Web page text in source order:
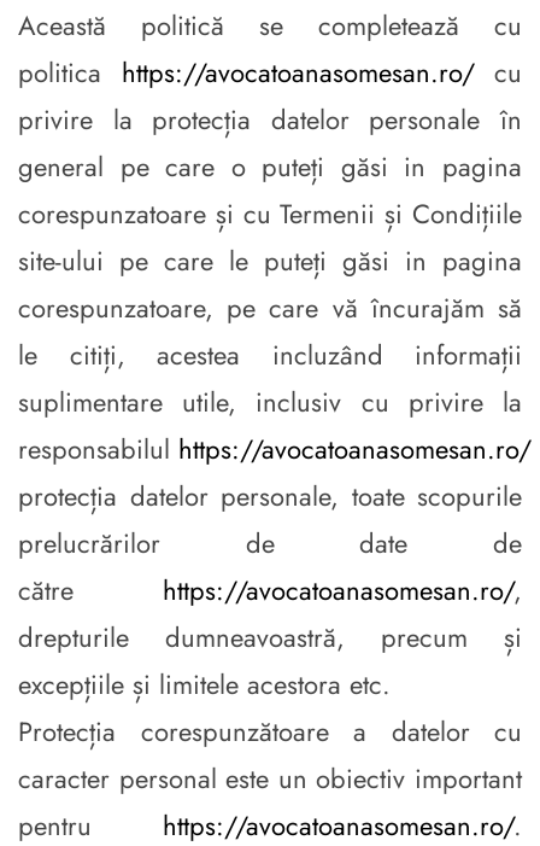
Această politică se completează cu
politica https://avocatoanasomesan.ro/cu
privire la protecția datelor personale în
general pe care o puteți găsi in pagina
corespunzatoare și cu Termenii și Condițiile
site-ului pe care le puteți găsi in pagina
corespunzatoare, pe care vă încurajăm să
le citiți, acestea incluzând informații
suplimentare utile, inclusiv cu privire la
responsabilul https://avocatoanasomesan.ro/
protecția datelor personale, toate scopurile
prelucrărilor de date de
către https://avocatoanasomesan.ro/,
drepturile dumneavoastră, precum și
excepțiile și limitele acestora etc.
Protecția corespunzătoare a datelor cu
caracter personal este un obiectiv important
pentru https://avocatoanasomesan.ro/.